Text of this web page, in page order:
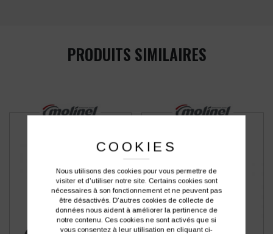
PRODUITS SIMILAIRES
COOKIES
Nous utilisons des cookies pour vous permettre de
visiter et d'utiliser notre site. Certains cookies sont
nécessaires à son fonctionnement et ne peuvent pas
être désactivés. D'autres cookies de collecte de
données nous aident à améliorer la pertinence de
notre contenu. Ces cookies ne sont activés que si
vous consentez à leur utilisation en cliquant ci-